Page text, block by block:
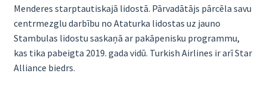
Menderes starptautiskajā lidostā. Pārvadātājs pārcēla savu
centrmezglu darbību no Ataturka lidostas uz jauno
Stambulas lidostu saskaņā ar pakāpenisku programmu,
kas tika pabeigta 2019. gada vidū. Turkish Airlines ir arī Star
Alliance biedrs.